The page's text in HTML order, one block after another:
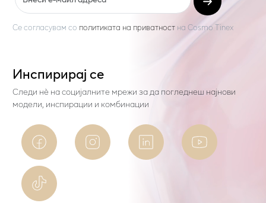
Се согласувам со политиката на приватност на Cosmo Tinex
Инспирирај се
Следи нѐ на социјалните мрежи за да погледнеш најнови
модели, инспирации и комбинации